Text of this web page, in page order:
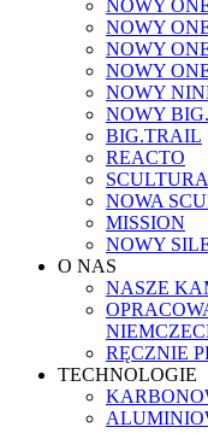
NOWY
NOWY
NOWY
NOWY
NOWY
NOWY
BIG.TRAIL
REACTO
SCULTURA
NOWA
MISSION
NOWY
O NAS
NASZE
RĘCZNIE
TECHNOLOGIE